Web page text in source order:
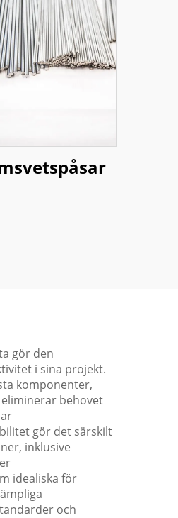
gör den
i sina projekt.
komponenter,
behovet
gör det särskilt
inklusive
idealiska för
och